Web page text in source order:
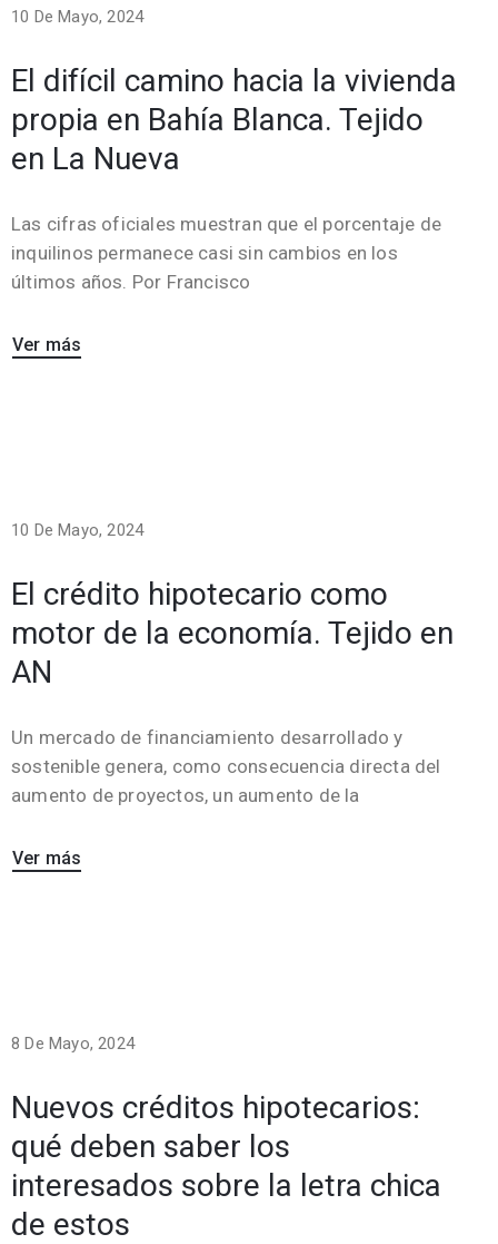
10 De Mayo, 2024
El difícil camino hacia la vivienda
propia en Bahía Blanca. Tejido
en La Nueva
Las cifras oficiales muestran que el porcentaje de
inquilinos permanece casi sin cambios en los
últimos años. Por Francisco
Ver más
10 De Mayo, 2024
El crédito hipotecario como
motor de la economía. Tejido en
AN
Un mercado de financiamiento desarrollado y
sostenible genera, como consecuencia directa del
aumento de proyectos, un aumento de la
Ver más
8 De Mayo, 2024
Nuevos créditos hipotecarios:
qué deben saber los
interesados sobre la letra chica
de estos